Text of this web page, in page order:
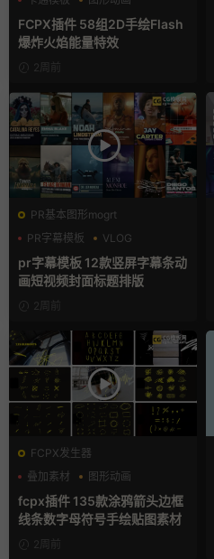
手绘风
FCPX插件 58组2D手绘Flash
爆炸火焰能量特效
2周前
PR基本图形mogrt
PR字幕模板
VLOG
人物介绍
pr字幕模板 12款竖屏字幕条动
画短视频封面标题排版
2周前
FCPX发生器
叠加素材
图形动画
手绘风
fcpx插件 135款涂鸦箭头边框
线条数字母符号手绘贴图素材
2周前